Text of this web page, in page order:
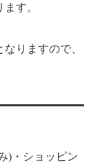
す。
りますので、
)・ショッピン